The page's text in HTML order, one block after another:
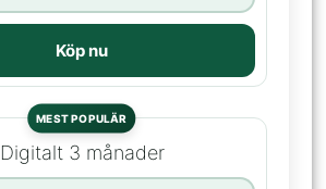
Köp nu
MEST POPULÄR
Digitalt 3 månader